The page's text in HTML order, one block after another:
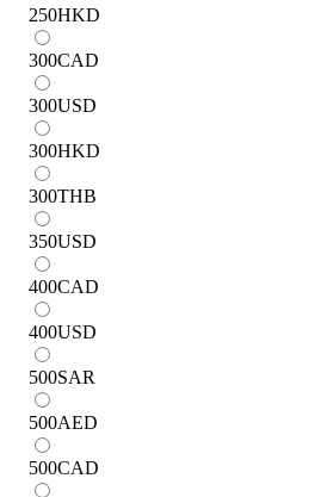
250HKD
300CAD
300USD
300HKD
300THB
350USD
400CAD
400USD
500SAR
500AED
500CAD